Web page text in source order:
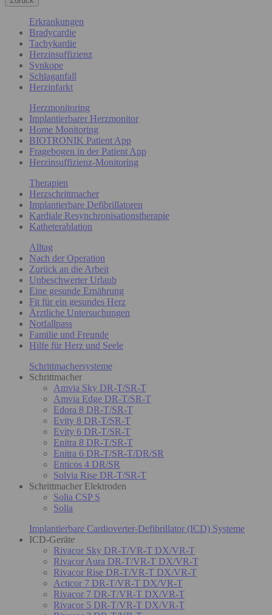
Erkrankungen
Bradycardie
Tachykardie
Herzinsuffizienz
Synkope
Schlaganfall
Herzinfarkt
Herzmonitoring
Implantierbarer Herzmonitor
Home Monitoring
BIOTRONIK Patient App
Fragebogen in der Patient App
Herzinsuffizienz-Monitoring
Therapien
Herzschrittmacher
Implantierbare Defibrillatoren
Kardiale Resynchronisationstherapie
Katheterablation
Alltag
Nach der Operation
Zurück an die Arbeit
Unbeschwerter Urlaub
Eine gesunde Ernährung
Fit für ein gesundes Herz
Ärztliche Untersuchungen
Notfallpass
Familie und Freunde
Hilfe für Herz und Seele
Schrittmachersysteme
Schrittmacher
Amvia Sky DR-T/SR-T
Amvia Edge DR-T/SR-T
Edora 8 DR-T/SR-T
Evity 8 DR-T/SR-T
Evity 6 DR-T/SR-T
Enitra 8 DR-T/SR-T
Enitra 6 DR-T/SR-T/DR/SR
Enticos 4 DR/SR
Solvia Rise DR-T/SR-T
Schrittmacher Elektroden
Solia CSP S
Solia
Implantierbare Cardioverter-Defibrillator (ICD) Systeme
ICD-Geräte
Rivacor Sky DR-T/VR-T DX/VR-T
Rivacor Aura DR-T/VR-T DX/VR-T
Rivacor Rise DR-T/VR-T DX/VR-T
Acticor 7 DR-T/VR-T DX/VR-T
Rivacor 7 DR-T/VR-T DX/VR-T
Rivacor 5 DR-T/VR-T DX/VR-T